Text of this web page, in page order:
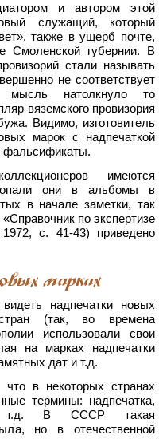
и автором этой
служащий, который
также в ущерб почте,
Смоленской губернии. В
стали называть
не соответствует
натолкнуло то
вяземского провизория
Видимо, изготовитель
марок с надпечаткой
фальсификаты.
имеются
они в альбомы в
в начале заметки, так
по экспертизе
с. 41-43) приведено
марках
надпечатки новых
(так, во времена
использовали свои
на марках надпечатки
дат и т.д.
что в некоторых странах
термины: надпечатка,
и т.д. В СССР такая
но в отечественной